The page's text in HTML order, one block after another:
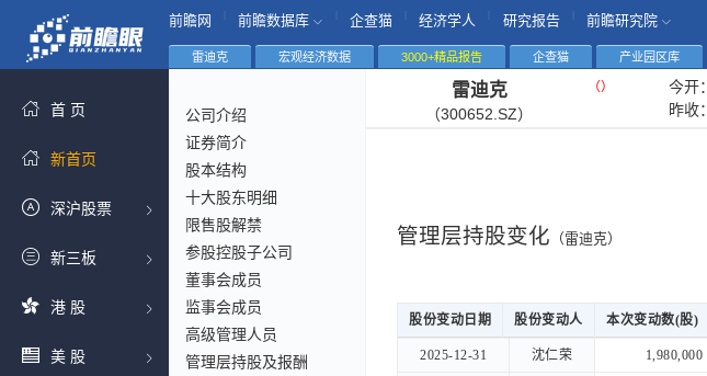
前瞻网 前瞻数据库 企查猫 经济学人 研究报告 前瞻研究院
首 页
新首页
深沪股票
新三板
港 股
美 股
雷迪克 宏观经济数据 3000+精品报告 企查猫 产业园区库
公司介绍
证券简介
股本结构
十大股东明细
限售股解禁
参股控股子公司
董事会成员
监事会成员
高级管理人员
管理层持股及报酬
雷迪克
（300652.SZ）
（） 今开：
昨收：
管理层持股变化 （雷迪克）
股份变动日期 股份变动人 本次变动数(股)
股份变动日期
股份变动人 本次变动数(股)
2025-12-31 沈仁荣 1,980,000
股份变动日期 股份变动人
2025-12-31 沈仁荣